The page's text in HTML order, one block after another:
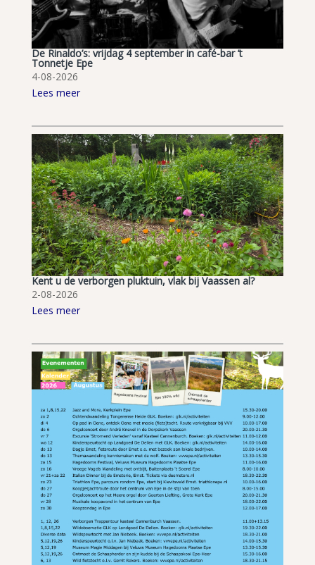
De Rinaldo’s: vrijdag 4 september in café-bar ’t
Tonnetje Epe
4-08-2026
Lees meer
Kent u de verborgen pluktuin, vlak bij Vaassen al?
2-08-2026
Lees meer